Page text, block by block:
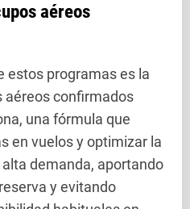
aéreos
estos programas es la
aéreos confirmados
una fórmula que
en vuelos y optimizar la
demanda, aportando
y evitando